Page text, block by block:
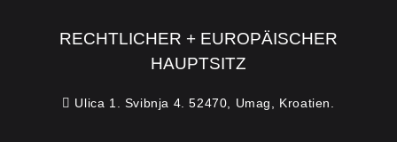
RECHTLICHER + EUROPÄISCHER
HAUPTSITZ
Ulica 1. Svibnja 4. 52470, Umag, Kroatien.